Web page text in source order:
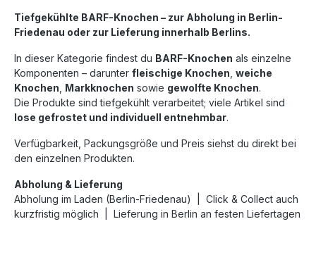
Tiefgekühlte BARF-Knochen – zur Abholung in Berlin-
Friedenau oder zur Lieferung innerhalb Berlins.
In dieser Kategorie findest du BARF-Knochen als einzelne
Komponenten – darunter fleischige Knochen weiche
Knochen Markknochen sowie gewolfte Knochen.
Die Produkte sind tiefgekühlt verarbeitet; viele Artikel sind
lose gefrostet und individuell entnehmbar.
Verfügbarkeit, Packungsgröße und Preis siehst du direkt bei
den einzelnen Produkten.
Abholung & Lieferung
Abholung im Laden (Berlin-Friedenau) | Click & Collect auch
kurzfristig möglich | Lieferung in Berlin an festen Liefertagen